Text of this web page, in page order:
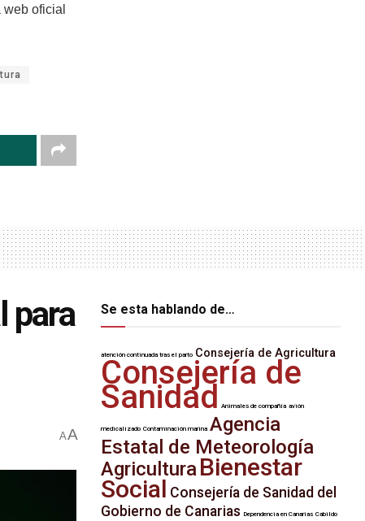
oficial
para
AA
Se esta hablando de…
atención continuada tras el parto Consejería de Agricultura
Consejería de
Sanidad Animales de compañía avión
medicalizado Contaminación marina Agencia
Estatal de Meteorología
AgriculturaBienestar
Social Consejería de Sanidad del
Gobierno de Canarias Dependencia en Canarias Cabildo